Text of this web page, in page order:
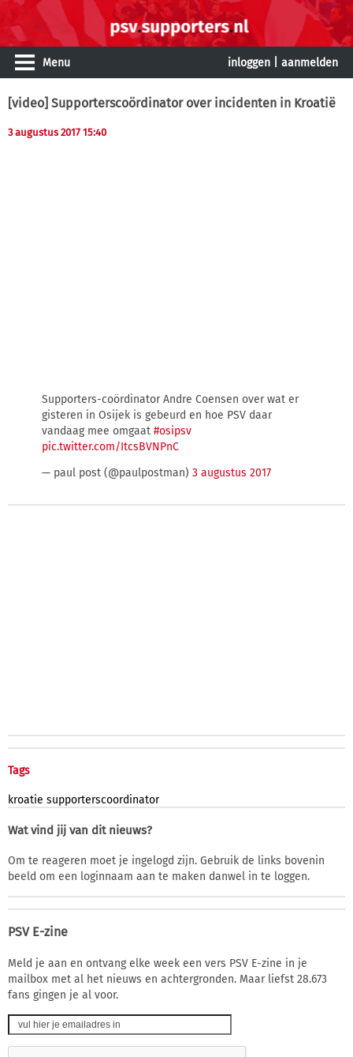
Menu inloggen aanmelden
[video] Supporterscoördinator over incidenten in Kroatië
3 augustus 2017 15:40
Supporters-coördinator Andre Coensen over wat er
gisteren in Osijek is gebeurd en hoe PSV daar
vandaag mee omgaat #osipsv
pic.twitter.com/ItcsBVNPnC
— paul post (@paulpostman) 3 augustus 2017
Tags
kroatie supporterscoordinator
Wat vind jij van dit nieuws?
Om te reageren moet je ingelogd zijn. Gebruik de links bovenin
beeld om een loginnaam aan te maken danwel in te loggen.
PSV E-zine
Meld je aan en ontvang elke week een vers PSV E-zine in je
mailbox met al het nieuws en achtergronden. Maar liefst 28.673
fans gingen je al voor.